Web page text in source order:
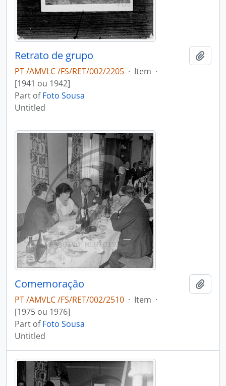
Retrato de grupo
PT /AMVLC /FS/RET/002/2205 · Item ·
[1941 ou 1942]
Part ofFoto Sousa
Untitled
Comemoração
PT /AMVLC /FS/RET/002/2510 · Item ·
[1975 ou 1976]
Part ofFoto Sousa
Untitled